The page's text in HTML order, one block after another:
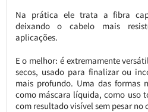
Na prática ele trata a fibra
deixando o cabelo mais
aplicações.
E o melhor: é extremamente
secos, usado para finalizar ou
mais profundo. Uma das formas
como máscara líquida, como uso
com resultado visível sem pesar no